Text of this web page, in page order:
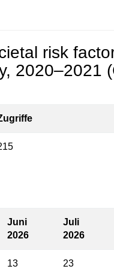
risk
2020–2021
Juni
2026
Juli
2026
13 23